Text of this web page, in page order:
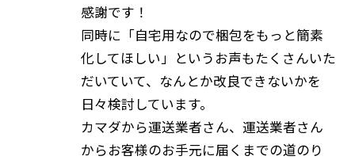
感謝です！
同時に「自宅用なので梱包をもっと簡素
化してほしい」というお声もたくさんいた
だいていて、なんとか改良できないかを
日々検討しています。
カマダから運送業者さん、運送業者さん
からお客様のお手元に届くまでの道のり